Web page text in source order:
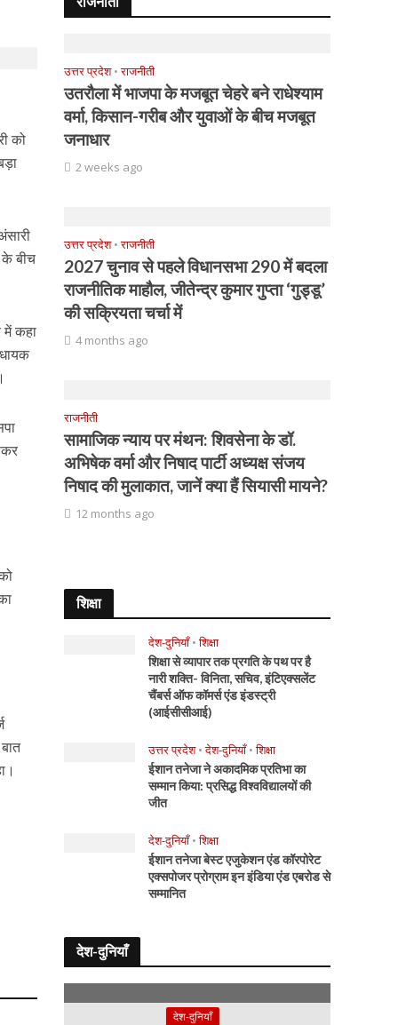
को
बीच
में कहा
उत्तर प्रदेश • राजनीती
उतरौला में भाजपा के मजबूत चेहरे बने राधेश्याम
वर्मा, किसान-गरीब और युवाओं के बीच मजबूत
जनाधार
2 weeks ago
उत्तर प्रदेश • राजनीती
2027 चुनाव से पहले विधानसभा 290 में बदला
राजनीतिक माहौल, जीतेन्द्र कुमार गुप्ता ‘गुड्डू’
की सक्रियता चर्चा में
4 months ago
राजनीती
सामाजिक न्याय पर मंथन: शिवसेना के डॉ.
अभिषेक वर्मा और निषाद पार्टी अध्यक्ष संजय
निषाद की मुलाकात, जानें क्या हैं सियासी मायने?
12 months ago
शिक्षा
देश-दुनियाँ • शिक्षा
शिक्षा से व्यापार तक प्रगति के पथ पर है
नारी शक्ति- विनिता, सचिव, इंटिएक्सलेंट
चैंबर्स ऑफ कॉमर्स एंड इंडस्ट्री
(आईसीसीआई)
उत्तर प्रदेश • देश-दुनियाँ • शिक्षा
ईशान तनेजा ने अकादमिक प्रतिभा का
सम्मान किया: प्रसिद्ध विश्वविद्यालयों की
जीत
देश-दुनियाँ • शिक्षा
ईशान तनेजा बेस्ट एजुकेशन एंड कॉरपोरेट
एक्सपोजर प्रोग्राम इन इंडिया एंड एबरोड से
सम्मानित
देश-दुनियाँ
देश-दुनियाँ